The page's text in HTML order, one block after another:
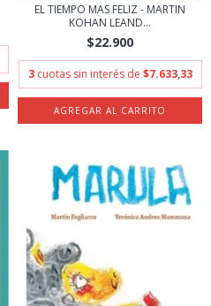
EL TIEMPO MAS FELIZ - MARTIN
KOHAN LEAND...
$22.900
3 cuotas sin interés de $7.633,33